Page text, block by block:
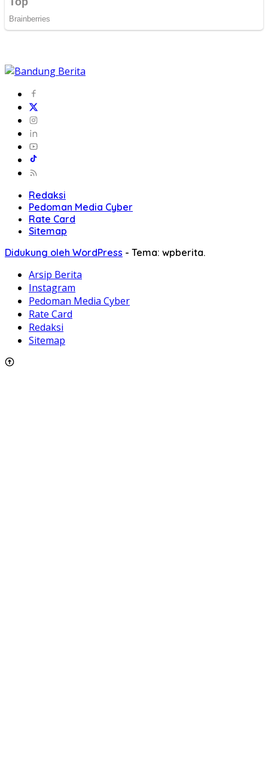
Redaksi
Pedoman Media Cyber
Rate Card
Sitemap
Didukung oleh WordPress - Tema: wpberita.
Arsip Berita
Instagram
Pedoman Media Cyber
Rate Card
Redaksi
Sitemap